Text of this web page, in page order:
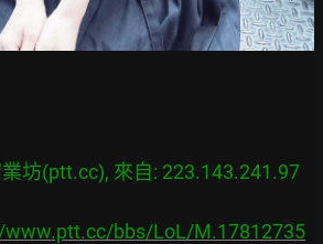
坊(ptt.cc), 來自: 223.143.241.97
www.ptt.cc/bbs/LoL/M.17812735